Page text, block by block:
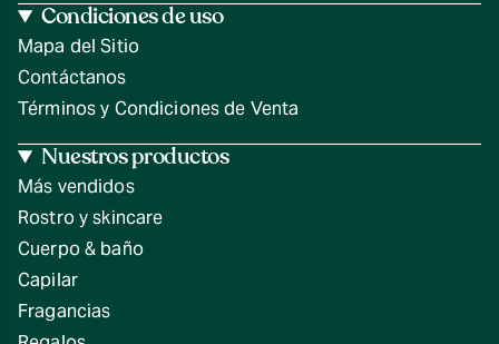
Condiciones de uso
Mapa del Sitio
Contáctanos
Términos y Condiciones de Venta
Nuestros productos
Más vendidos
Rostro y skincare
Cuerpo & baño
Capilar
Fragancias